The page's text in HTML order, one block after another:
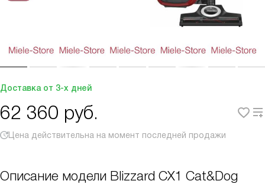
Доставка от 3-х дней
62 360 руб.
Цена действительна на момент последней продажи
Описание модели Blizzard CX1 Cat&Dog